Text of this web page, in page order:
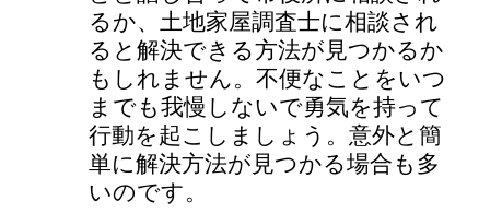
るか、土地家屋調査士に相談され
ると解決できる方法が見つかるか
もしれません。不便なことをいつ
までも我慢しないで勇気を持って
行動を起こしましょう。意外と簡
単に解決方法が見つかる場合も多
いのです。